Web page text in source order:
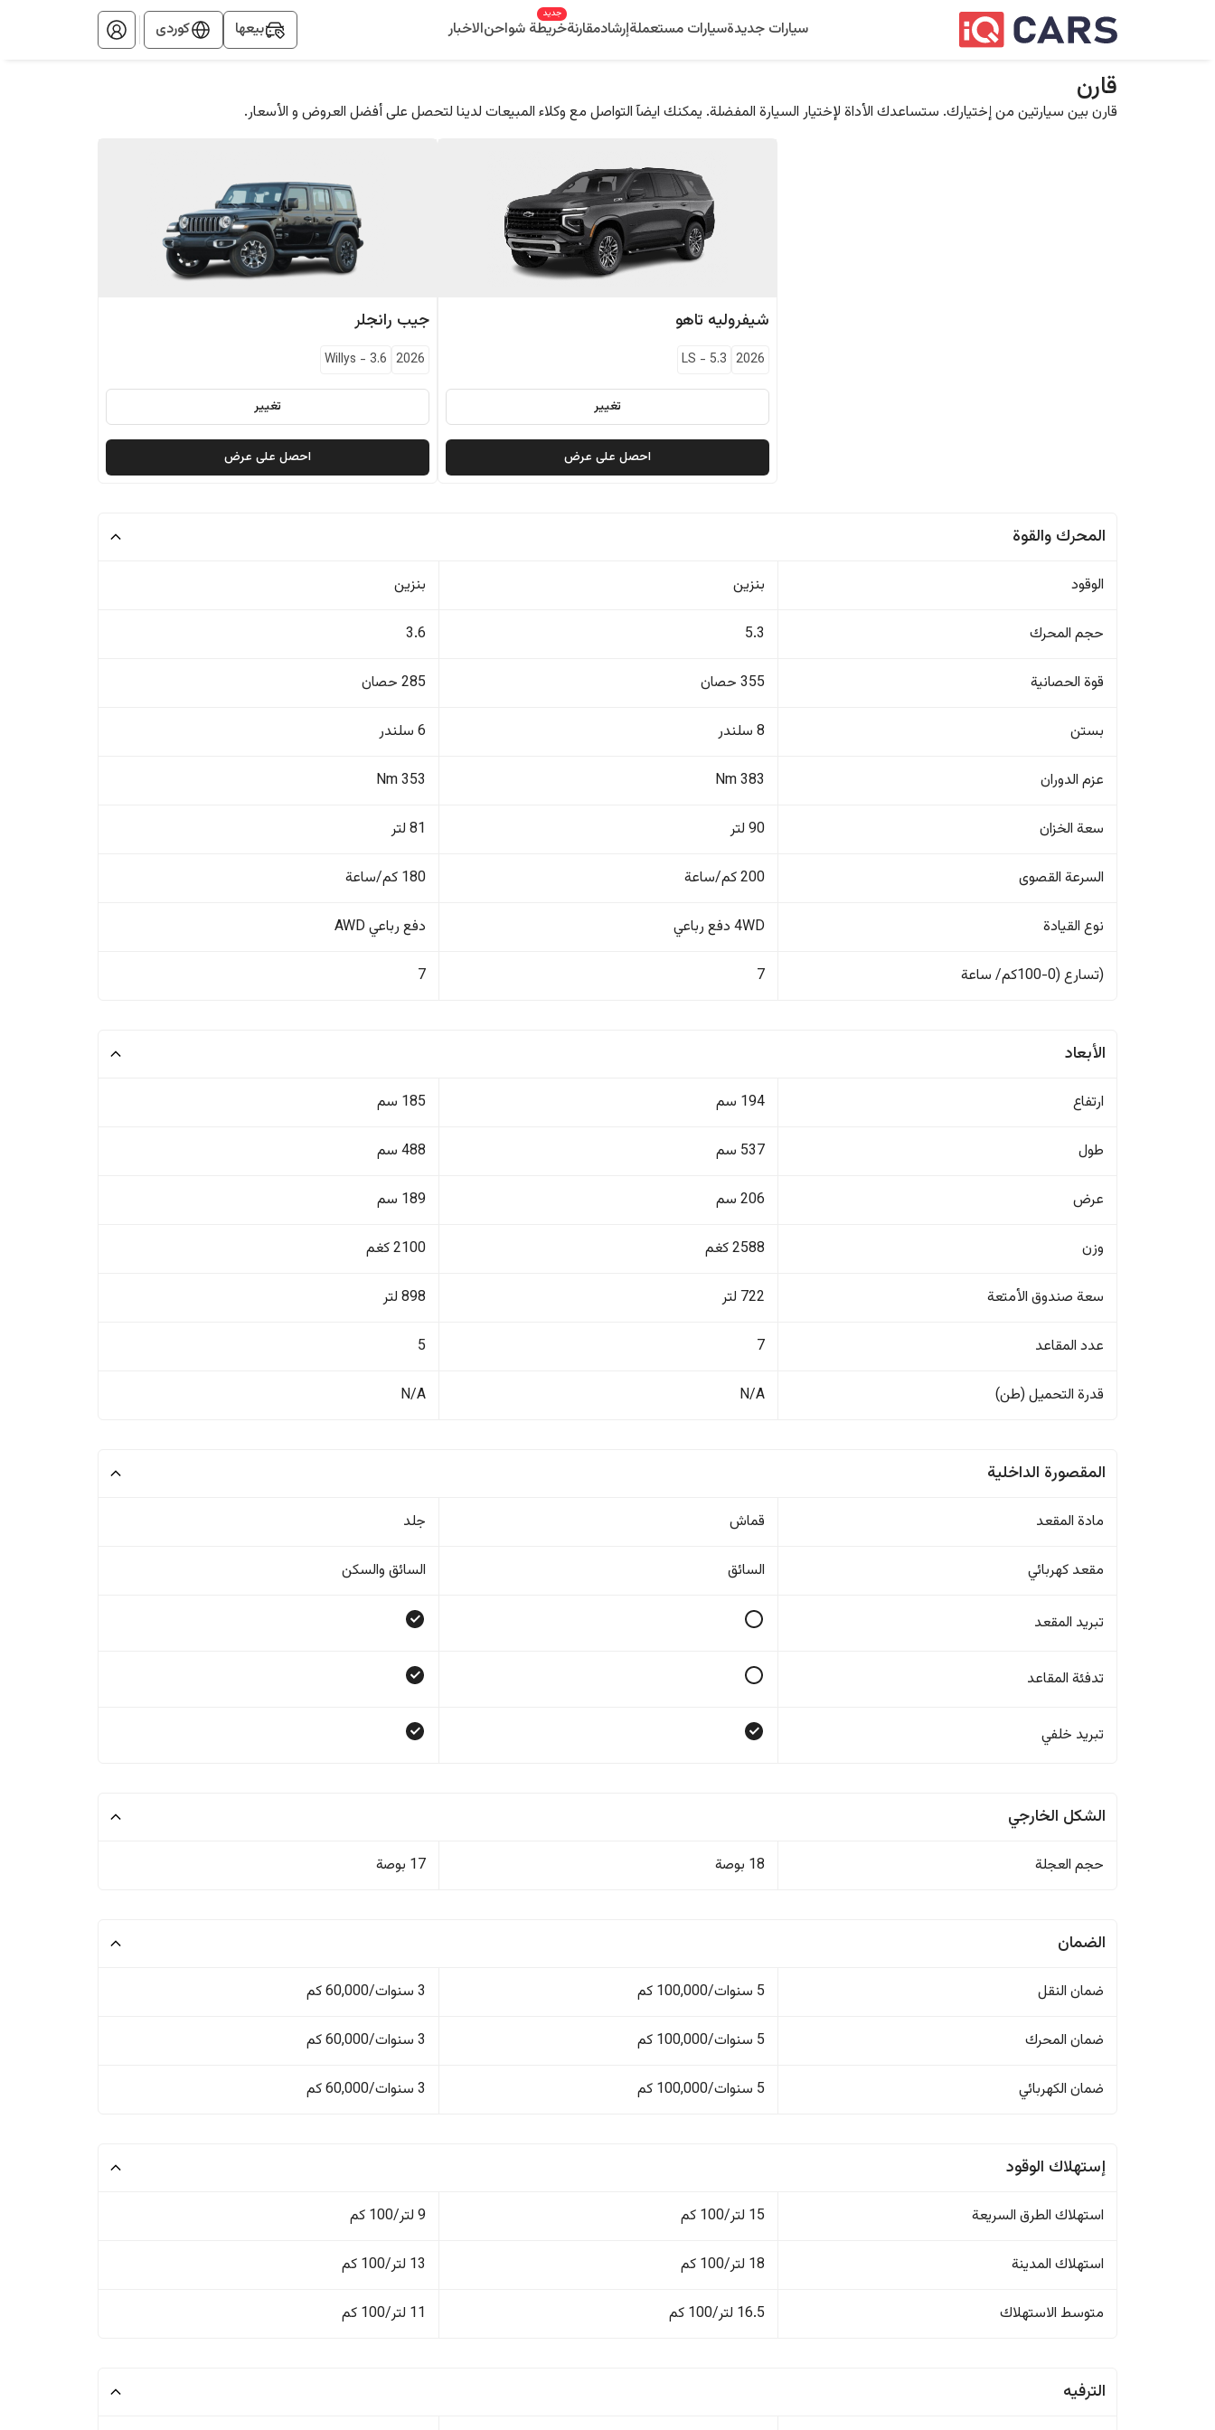
سيارات جديدةسيارات مستعملةإرشادمقارنةخريطة شواحن
جديد
الاخبار بيعها کوردی
قارن
قارن بين سيارتين من إختيارك. ستساعدك الأداة لإختيار السيارة المفضلة. يمكنك ايضآ التواصل مع وكلاء المبيعات لدينا لتحصل على أفضل العروض و الأسعار.
شيفروليه تاهو
2026
LS - 5.3
تغيير
احصل على عرض
جيب رانجلر
2026
Willys - 3.6
تغيير
احصل على عرض
المحرك والقوة
الوقود بنزين بنزين
حجم المحرك 5.3
3.6
قوة الحصانية 355 حصان 285 حصان
بستن 8 سلندر 6 سلندر
عزم الدوران 383 Nm
353 Nm
سعة الخزان 90 لتر 81 لتر
السرعة القصوى 200 كم/ساعة 180 كم/ساعة
نوع القيادة 4WD دفع رباعي دفع رباعي AWD
(تسارع (0-100كم/ ساعة 7
7
الأبعاد
ارتفاع 194 سم 185 سم
طول 537 سم 488 سم
عرض 206 سم 189 سم
وزن 2588 كغم 2100 كغم
سعة صندوق الأمتعة 722 لتر 898 لتر
عدد المقاعد 7
5
قدرة التحميل (طن) N/A
N/A
المقصورة الداخلية
مادة المقعد قماش جلد
مقعد كهربائي السائق السائق والسکن
تبريد المقعد
تدفئة المقاعد
تبريد خلفي
الشكل الخارجي
حجم العجلة 18 بوصة 17 بوصة
الضمان
ضمان النقل 5 سنوات/100,000 كم 3 سنوات/60,000 كم
ضمان المحرك 5 سنوات/100,000 كم 3 سنوات/60,000 كم
ضمان الكهربائي 5 سنوات/100,000 كم 3 سنوات/60,000 كم
إستهلاك الوقود
استهلاك الطرق السريعة 15 لتر/100 كم 9 لتر/100 كم
استهلاك المدينة 18 لتر/100 كم 13 لتر/100 كم
متوسط الاستهلاك 16.5 لتر/100 كم 11 لتر/100 كم
الترفيه